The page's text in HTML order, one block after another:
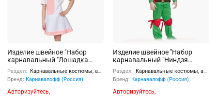
Изделие швейное "Набор
карнавальный "Лошадка
Единорожка" ткань-плюш (3-6
лет, рост 92-122 см)
Раздел:
Карнавальные костюмы, аксессуары
Бренд: Карнавалофф (Россия)
Авторизуйтесь,
Изделие швейное "Набор
карнавальный "Ниндзя
Черепашка Раф" текстиль
(рост 104-110)
Раздел:
Карнавальные костюмы, аксессуары
Бренд: Карнавалофф (Россия)
Авторизуйтесь,